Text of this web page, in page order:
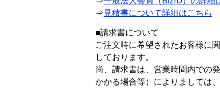
⇒ 見積書について詳細はこちら
■請求書について
ご注文時に希望されたお客様に
しております。
尚、請求書は、営業時間内での
かかる場合等）によりましては